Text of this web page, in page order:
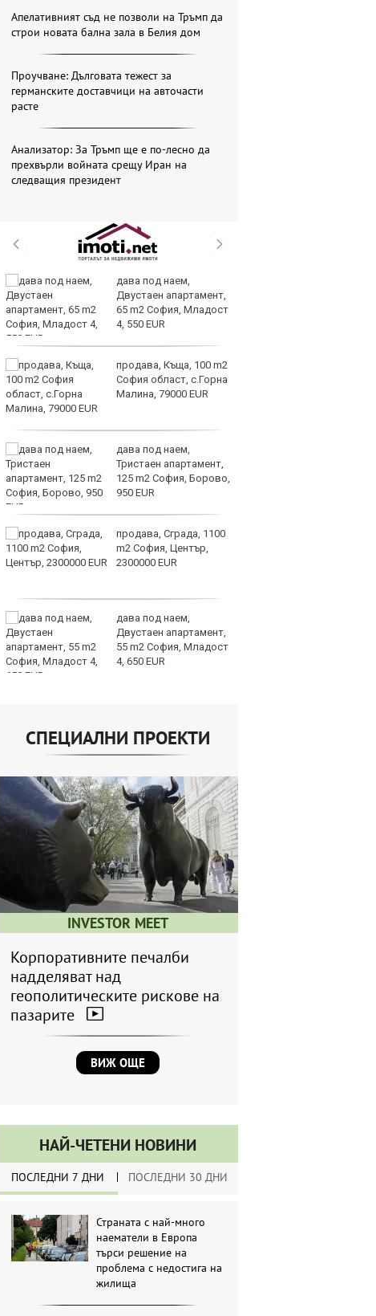
Апелативният съд не позволи на Тръмп да
строи новата бална зала в Белия дом
Проучване: Дълговата тежест за
германските доставчици на авточасти
расте
Анализатор: За Тръмп ще е по-лесно да
прехвърли войната срещу Иран на
следващия президент
дава под наем,
Двустаен апартамент,
65 m2 София, Младост
4, 550 EUR
продава, Къща, 100 m2
София област, с.Горна
Малина, 79000 EUR
дава под наем,
Тристаен апартамент,
125 m2 София, Борово,
950 EUR
продава, Сграда, 1100
m2 София, Център,
2300000 EUR
дава под наем,
Двустаен апартамент,
55 m2 София, Младост
4, 650 EUR
СПЕЦИАЛНИ ПРОЕКТИ
INVESTOR MEET
Корпоративните печалби
надделяват над
геополитическите рискове на
пазарите
ВИЖ ОЩЕ
НАЙ-ЧЕТЕНИ НОВИНИ
ПОСЛЕДНИ 7 ДНИ ПОСЛЕДНИ 30 ДНИ
Страната с най-много
наематели в Европа
търси решение на
проблема с недостига на
жилища